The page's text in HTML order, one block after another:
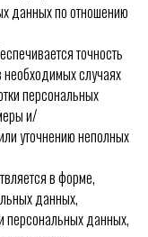
данных по отношению
точность
случаях
персональных
и/
уточнению неполных
в форме,
данных,
персональных данных,